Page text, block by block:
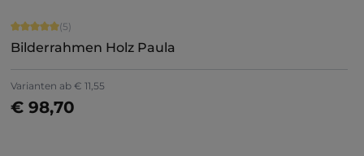
Durchschnittliche Bewertung von 5 von 5 Sternen
(5)
Bilderrahmen Holz Paula
Varianten ab € 11,55
€ 98,70
Jetzt konfigurieren